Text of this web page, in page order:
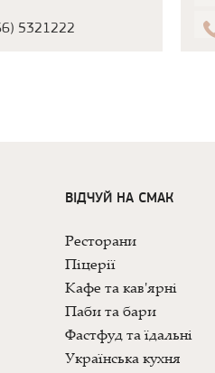
5321222
ВІДЧУЙ НА СМАК
Ресторани
Піцерії
Кафе та кав'ярні
Паби та бари
Фастфуд та їдальні
Українська кухня